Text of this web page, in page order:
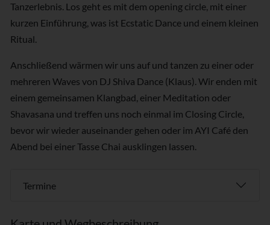
Tanzerlebnis. Los geht es mit dem opening circle, mit einer
kurzen Einführung, was ist Ecstatic Dance und einem kleinen
Ritual.
Anschließend wärmen wir uns auf und tanzen zu einer oder
mehreren Waves von DJ Shiva Dance (Klaus). Wir enden mit
einem gemeinsamen Klangbad, einer Meditation oder
Shavasana und treffen uns noch einmal im Closing Circle,
bevor wir wieder auseinander gehen oder im AYI Café den
Abend bei einer Tasse Chai ausklingen lassen.
Termine